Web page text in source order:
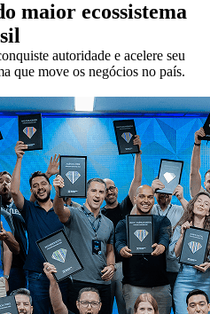
maior ecossistema
autoridade e acelere seu
que move os negócios no país.